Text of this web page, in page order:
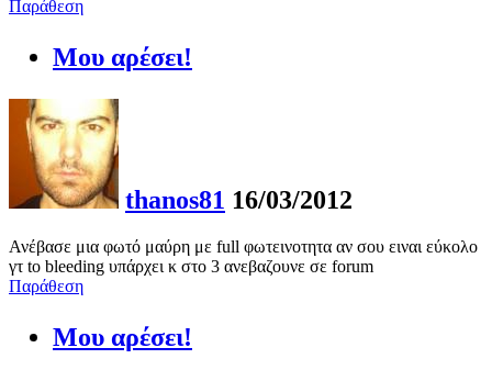
Παράθεση
Μου αρέσει!
thanos81 16/03/2012
Ανέβασε μια φωτό μαύρη με full φωτεινοτητα αν σου ειναι εύκολο
γτ to bleeding υπάρχει κ στο 3 ανεβαζουνε σε forum
Παράθεση
Μου αρέσει!